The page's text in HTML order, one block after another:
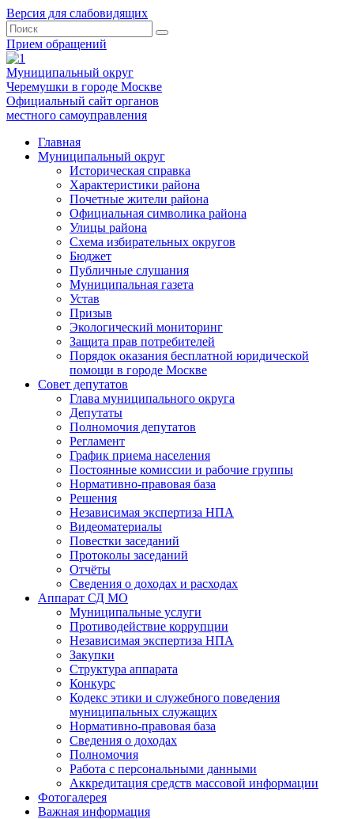
Версия для слабовидящих
Прием обращений
Муниципальный округ
Черемушки в городе Москве
Официальный сайт органов
местного самоуправления
Главная
Муниципальный округ
Историческая справка
Характеристики района
Почетные жители района
Официальная символика района
Улицы района
Схема избирательных округов
Бюджет
Публичные слушания
Муниципальная газета
Устав
Призыв
Экологический мониторинг
Защита прав потребителей
Порядок оказания бесплатной юридической
помощи в городе Москве
Совет депутатов
Глава муниципального округа
Депутаты
Полномочия депутатов
Регламент
График приема населения
Постоянные комиссии и рабочие группы
Нормативно-правовая база
Решения
Независимая экспертиза НПА
Видеоматериалы
Повестки заседаний
Протоколы заседаний
Отчёты
Сведения о доходах и расходах
Аппарат СД МО
Муниципальные услуги
Противодействие коррупции
Независимая экспертиза НПА
Закупки
Структура аппарата
Конкурс
Кодекс этики и служебного поведения
муниципальных служащих
Нормативно-правовая база
Сведения о доходах
Полномочия
Работа с персональными данными
Аккредитация средств массовой информации
Фотогалерея
Важная информация